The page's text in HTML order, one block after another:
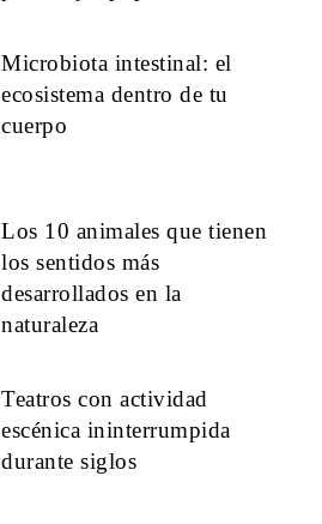
Microbiota intestinal: el
ecosistema dentro de tu
cuerpo
Los 10 animales que tienen
los sentidos más
desarrollados en la
naturaleza
Teatros con actividad
escénica ininterrumpida
durante siglos